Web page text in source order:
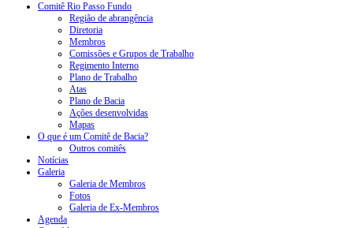
Comitê Rio Passo Fundo
Região de abrangência
Diretoria
Membros
Comissões e Grupos de Trabalho
Regimento Interno
Plano de Trabalho
Atas
Plano de Bacia
Ações desenvolvidas
Mapas
O que é um Comitê de Bacia?
Outros comitês
Notícias
Galeria
Galeria de Membros
Fotos
Galeria de Ex-Membros
Agenda